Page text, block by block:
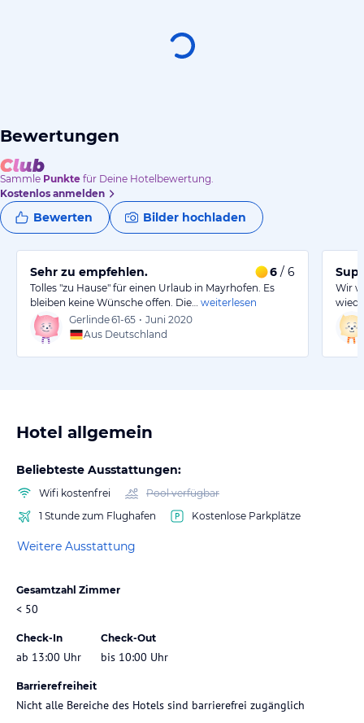
Bewertungen
Sammle Punkte für Deine Hotelbewertung.
Kostenlos anmelden
Bewerten Bilder hochladen
Sehr zu empfehlen. 6 / 6
Tolles "zu Hause" für einen Urlaub in Mayrhofen. Es
bleiben keine Wünsche offen. Die…
weiterlesen
Gerlinde61-65 • Juni 2020
Aus Deutschland
Wir
Hotel allgemein
Beliebteste Ausstattungen:
Wifi kostenfrei
Pool verfügbar
1 Stunde zum Flughafen
Kostenlose Parkplätze
Weitere Ausstattung
Gesamtzahl Zimmer
< 50
Check-In
ab 13:00 Uhr
Check-Out
bis 10:00 Uhr
Barrierefreiheit
Nicht alle Bereiche des Hotels sind barrierefrei zugänglich